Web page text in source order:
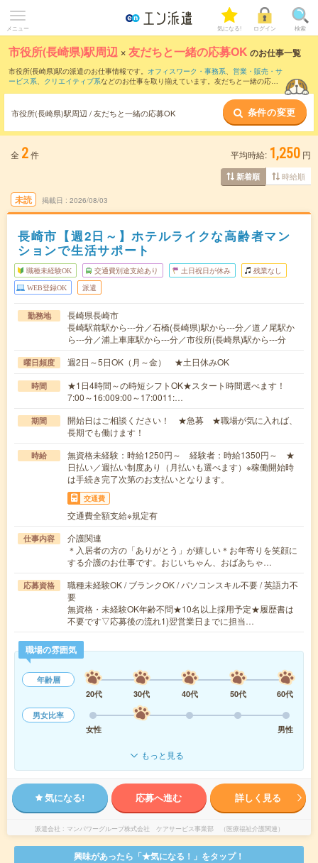
メニュー 気になる! ログイン 検索
市役所(長崎県)駅周辺 ×友だちと一緒の応募OK のお仕事一覧
市役所(長崎県)駅の派遣のお仕事情報です。 オフィスワーク・事務系、 営業・販売・サ
ービス系、 クリエイティブ系などのお仕事を取り揃えています。友だちと一緒の応募
市役所(長崎県)駅周辺 / 友だちと一緒の応募OK 条件の変更
全 2件 平均時給: 1,250 円
新着順 時給順
未読 掲載日 2026/08/03
長崎市【週2日～】ホテルライクな高齢者マン
ションで生活サポート
職種未経験OK 交通費別途支給あり 土日祝日が休み 残業なし
WEB登録OK 派遣
勤務地
長崎県長崎市
長崎駅前駅から---分／石橋(長崎県)駅から---分／道ノ尾駅か
ら---分／浦上車庫駅から---分／市役所(長崎県)駅から---分
曜日頻度 週2日～5日OK（月～金） ★土日休みOK
時間
★1日4時間～の時短シフトOK★スタート時間選べます！
7:00～16:009:00～17:0011:…
期間
開始日はご相談ください！ ★急募 ★職場が気に入れば、
長期でも働けます！
時給
無資格未経験：時給1250円～ 経験者：時給1350円～ ★
日払い／週払い制度あり（月払いも選べます）※稼働開始時
は手続き完了次第のお支払いとなります。
交通費
交通費全額支給※規定有
仕事内容
介護関連
＊入居者の方の「ありがとう」が嬉しい＊お年寄りを笑顔に
する介護のお仕事です。おじいちゃん、おばあちゃ…
応募資格
職種未経験OK / ブランクOK / パソコンスキル不要 / 英語力不
要
無資格・未経験OK年齢不問★10名以上採用予定★履歴書は
不要です▽応募後の流れ1)翌営業日までに担当…
職場の雰囲気
年齢層
20代
30代 40代 50代
60代
男女比率
女性
男性
もっと見る
気になる! 応募へ進む 詳しく見る
派遣会社 マンパワーグループ株式会社 ケアサービス事業部 （医療福祉介護関連）
興味があったら「★気になる！」をタップ！